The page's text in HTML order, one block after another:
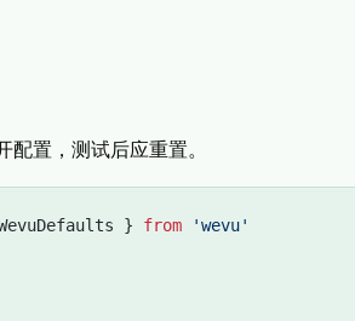
配置，测试后应重置。
} from 'wevu'